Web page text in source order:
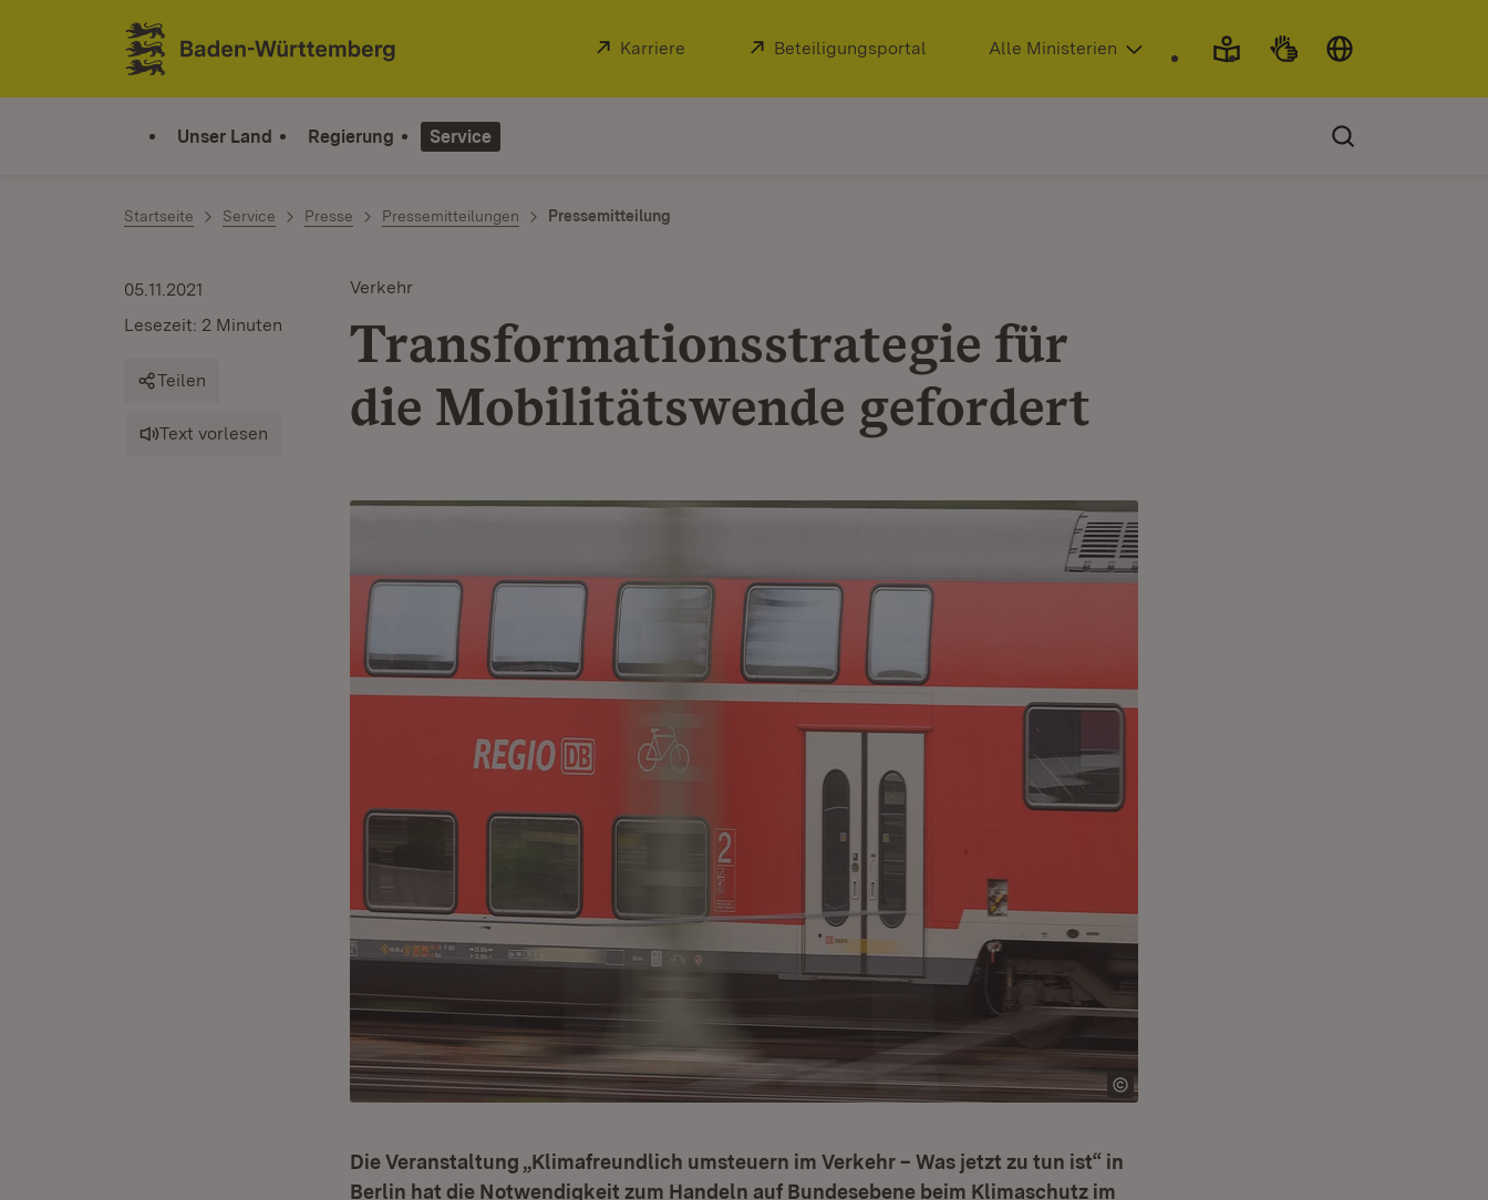
Zum Inhalt springen
Link zur Startseite
Extern:
Karriere (Öffnet in neuem Fenster)
Extern:
Beteiligungsportal (Öffnet in neuem Fenster)
Alle Ministerien
Unser Land Regierung Service
Startseite Service Presse Pressemitteilungen Pressemitteilung
Verkehr
Transformationsstrategie für
die Mobilitätswende gefordert
05.11.2021
Lesezeit: 2 Minuten
Teilen
Text vorlesen
Die Veranstaltung „Klimafreundlich umsteuern im Verkehr – Was jetzt zu tun ist“ in
Berlin hat die Notwendigkeit zum Handeln auf Bundesebene beim Klimaschutz im